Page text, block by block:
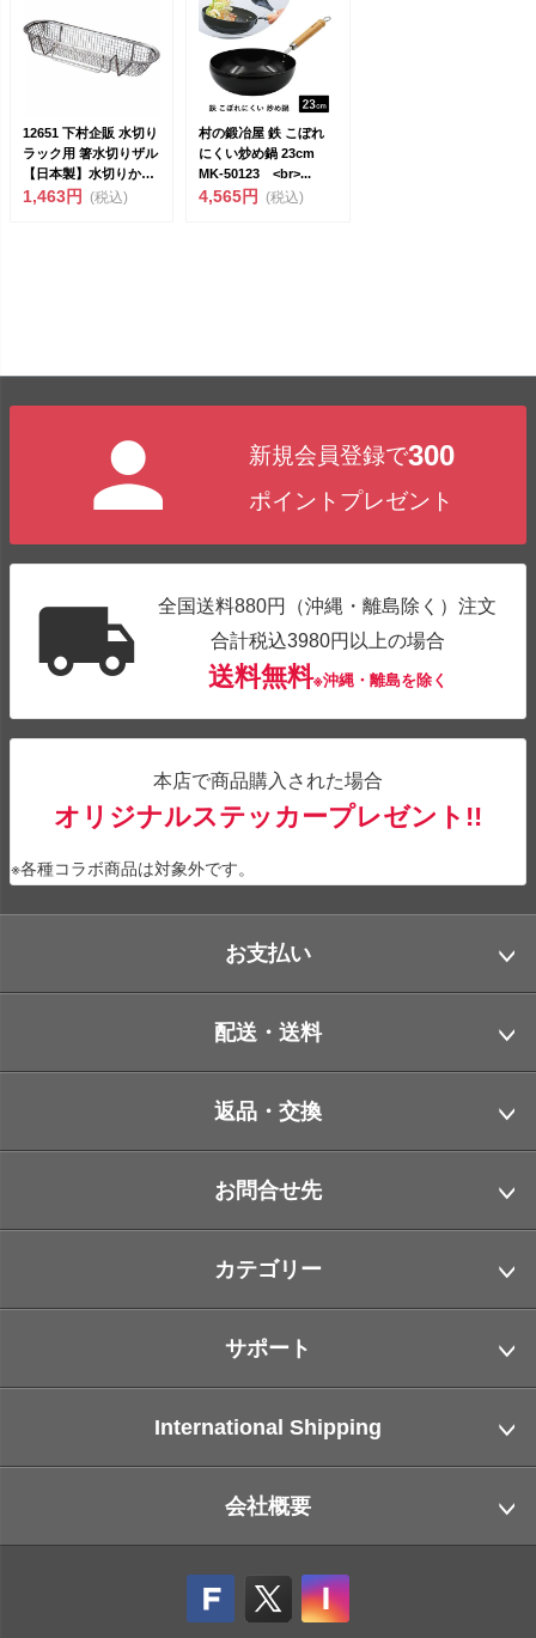
12651 下村企販 水切り
ラック用 箸水切りザル
【日本製】水切りかご
簡単取り付...
1,463円 (税込)
村の鍛冶屋 鉄 こぼれ
にくい炒め鍋 23cm
MK-50123 <br>...
4,565円 (税込)
新規会員登録で300
ポイントプレゼント
全国送料880円（沖縄・離島除く）注文
合計税込3980円以上の場合
送料無料※沖縄・離島を除く
本店で商品購入された場合
オリジナルステッカープレゼント!!
※各種コラボ商品は対象外です。
お支払い
配送・送料
返品・交換
お問合せ先
カテゴリー
サポート
International Shipping
会社概要